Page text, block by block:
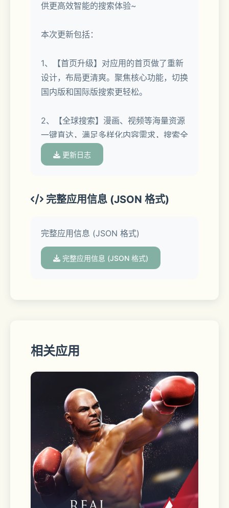
国际版，开拓您对世界的认知。
-极速轻快搜索直达！没有复杂繁琐的功
能，一键搜索直达结果页面。
搜索记录和其他隐私数据。
-跟广告彻底说再见！打开无广告纯搜索
的大门，搜索结果就该如此纯净。
甄选全球海量图库，每日为您推荐高清美
图，完美适配各类手机壁纸，让您的手机
全国定位精准至市县级，未来10日天气
可查，24小时逐小时预报，时刻追踪天
气变化，上班出门早做准备。
———— 联系我们&意见反馈 ————
供更高效智能的搜索体验~
本次更新包括：
1、【首页升级】对应用的首页做了重新
设计，布局更清爽。聚焦核心功能，切换
国内版和国际版搜索更轻松。
2、【全球搜索】漫画、视频等海量资源
一键直达，满足多样化内容需求，搜索全
球信息更智能、更纯净。
纸、每日任务福利、最新优质资讯、实时
天气预报，更有翻译助手助您沟通世界。
马上更新最新版微软必应，抢先体验最新
的产品服务吧!
更新日志
完整应用信息 (JSON 格式)
完整应用信息 (JSON 格式)
完整应用信息 (JSON 格式)
相关应用